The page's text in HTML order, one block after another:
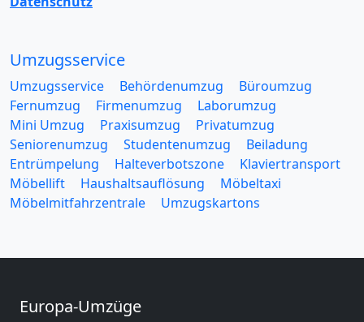
Umzugsservice
Umzugsservice Behördenumzug
Büroumzug
Fernumzug
Firmenumzug
Laborumzug
Mini Umzug
Praxisumzug
Privatumzug
Seniorenumzug
Studentenumzug
Beiladung
Entrümpelung
Halteverbotszone
Klaviertransport
Möbellift
Haushaltsauflösung
Möbeltaxi
Möbelmitfahrzentrale
Umzugskartons
Europa-Umzüge